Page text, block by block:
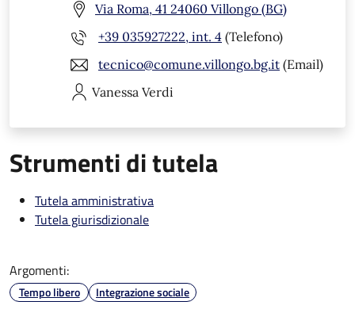
Via Roma, 41 24060 Villongo (BG)
+39 035927222, int. 4 (Telefono)
tecnico@comune.villongo.bg.it (Email)
Vanessa Verdi
Strumenti di tutela
Tutela amministrativa
Tutela giurisdizionale
Argomenti:
Tempo libero Integrazione sociale